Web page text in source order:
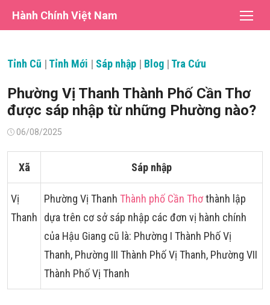
Hành Chính Việt Nam
Tỉnh Cũ | Tỉnh Mới | Sáp nhập | Blog | Tra Cứu
Phường Vị Thanh Thành Phố Cần Thơ
được sáp nhập từ những Phường nào?
Đăng06/08/2025
Xã Sáp nhập
Vị
Thanh
Phường Vị Thanh Thành phố Cần Thơthành lập
dựa trên cơ sở sáp nhập các đơn vị hành chính
của Hậu Giang cũ là: Phường I Thành Phố Vị
Thanh, Phường III Thành Phố Vị Thanh, Phường VII
Thành Phố Vị Thanh